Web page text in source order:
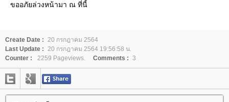
ขออภัยล่วงหน้ามา ณ ที่นี้
Create Date : 20 กรกฎาคม 2564
Last Update : 20 กรกฎาคม 2564 19:56:58 น.
Counter :
2259 Pageviews. Comments : 3